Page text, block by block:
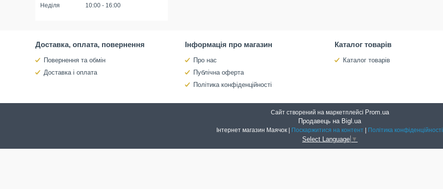
Неділя
10:00 16:00
Доставка, оплата, повернення
Повернення та обмін
Доставка і оплата
Інформація про магазин
Про нас
Публічна оферта
Політика конфіденційності
Каталог товарів
Каталог товарів
Сайт створений на маркетплейсі Prom.ua
Продавець на Bigl.ua
Поскаржитися на контент Політика конфіденційності
Select Language ▼